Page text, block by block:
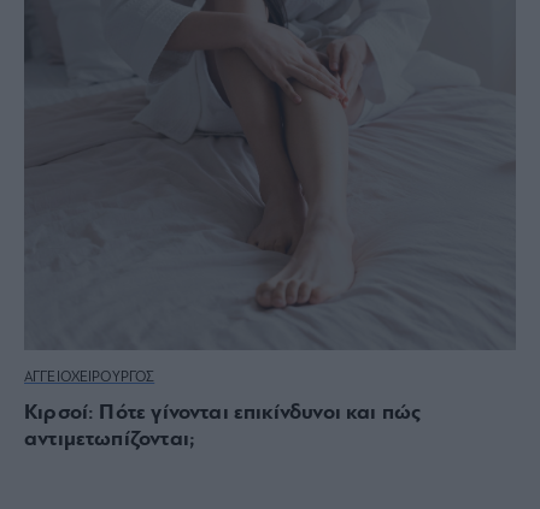
ΑΓΓΕΙΟΧΕΙΡΟΥΡΓΟΣ
Κιρσοί: Πότε γίνονται επικίνδυνοι και πώς
αντιμετωπίζονται;